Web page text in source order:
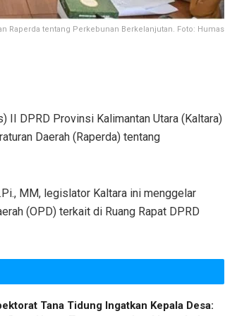
Raperda tentang Perkebunan Berkelanjutan. Foto: Humas
II DPRD Provinsi Kalimantan Utara (Kaltara)
Daerah (Raperda) tentang
MM, legislator Kaltara ini menggelar
(OPD) terkait di Ruang Rapat DPRD
Tana Tidung Ingatkan Kepala Desa: